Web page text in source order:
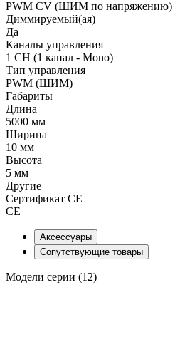
PWM СV (ШИМ по напряжению)
Диммируемый(ая)
Да
Каналы управления
1 CH (1 канал - Mono)
Тип управления
PWM (ШИМ)
Габариты
Длина
5000 мм
Ширина
10 мм
Высота
5 мм
Другие
Сертификат CE
CE
Аксессуары
Сопутствующие товары
Модели серии (12)